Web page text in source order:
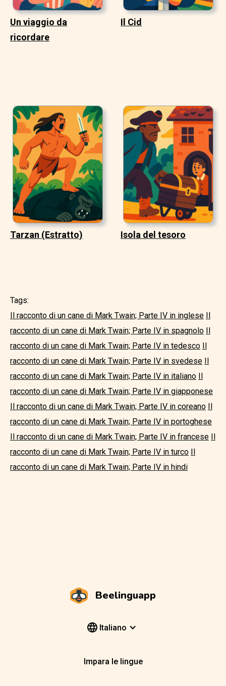
Un viaggio da
ricordare
Il Cid
Tarzan (Estratto) Isola del tesoro
Tags:
Il racconto di un cane di Mark Twain; Parte IV in inglese Il
racconto di un cane di Mark Twain; Parte IV in spagnolo Il
racconto di un cane di Mark Twain; Parte IV in tedesco Il
racconto di un cane di Mark Twain; Parte IV in svedese Il
racconto di un cane di Mark Twain; Parte IV in italiano Il
racconto di un cane di Mark Twain; Parte IV in giapponese
Il racconto di un cane di Mark Twain; Parte IV in coreano Il
racconto di un cane di Mark Twain; Parte IV in portoghese
Il racconto di un cane di Mark Twain; Parte IV in francese Il
racconto di un cane di Mark Twain; Parte IV in turco Il
racconto di un cane di Mark Twain; Parte IV in hindi
Beelinguapp
Italiano
Impara le lingue